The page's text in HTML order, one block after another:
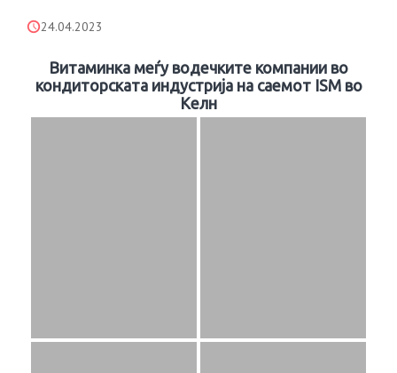
24.04.2023
Витаминка меѓу водечките компании во
кондиторската индустрија на саемот ISM во
Келн